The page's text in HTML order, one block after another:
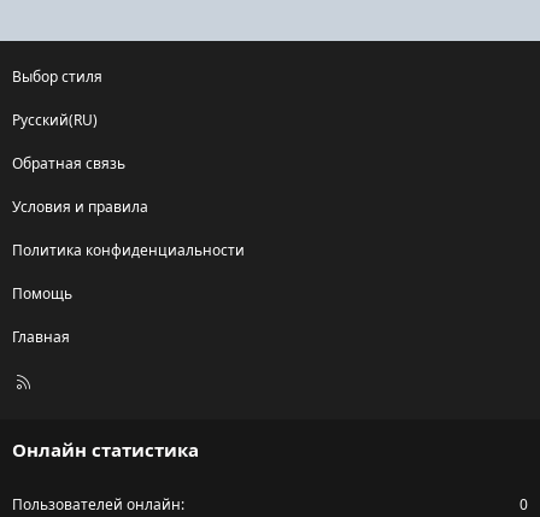
Выбор стиля
Русский(RU)
Обратная связь
Условия и правила
Политика конфиденциальности
Помощь
Главная
R
Онлайн статистика
Пользователей онлайн 0